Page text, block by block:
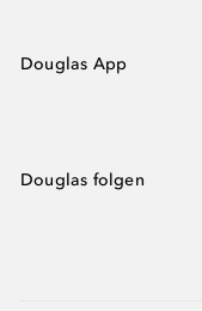
Douglas App
Douglas folgen